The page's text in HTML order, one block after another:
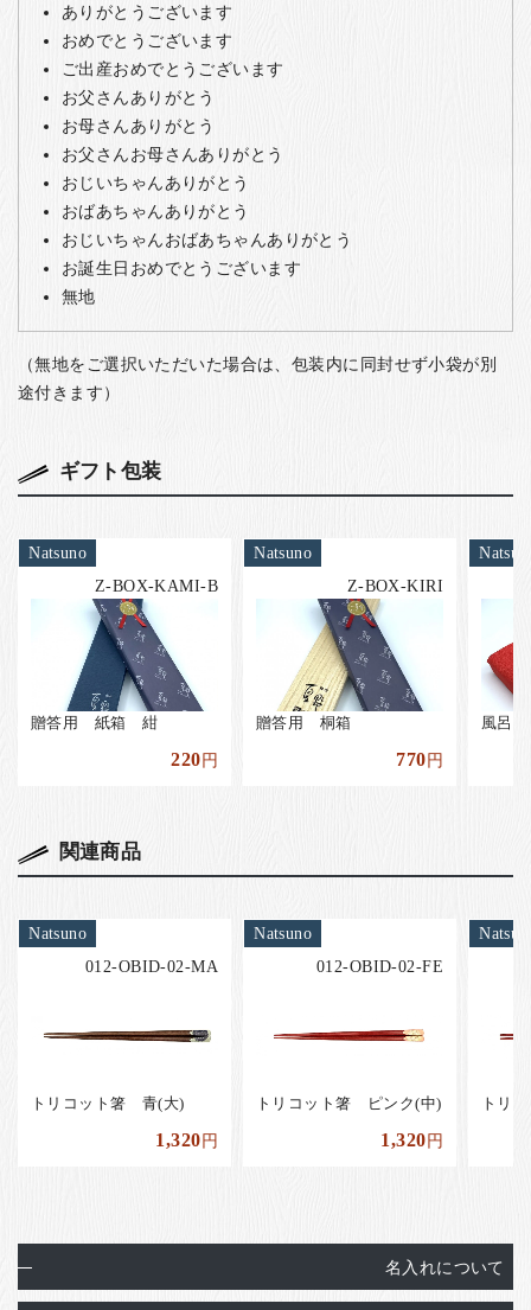
ありがとうございます
おめでとうございます
ご出産おめでとうございます
お父さんありがとう
お母さんありがとう
お父さんお母さんありがとう
おじいちゃんありがとう
おばあちゃんありがとう
おじいちゃんおばあちゃんありがとう
お誕生日おめでとうございます
無地
（無地をご選択いただいた場合は、包装内に同封せず小袋が別
途付きます）
ギフト包装
Natsuno
Z-BOX-KAMI-B
贈答用 紙箱 紺
220円
Natsuno
Z-BOX-KIRI
贈答用 桐箱
770円
風呂
関連商品
Natsuno
012-OBID-02-MA
トリコット箸 青(大)
1,320円
Natsuno
012-OBID-02-FE
トリコット箸 ピンク(中)
1,320円
トリ
名入れについて